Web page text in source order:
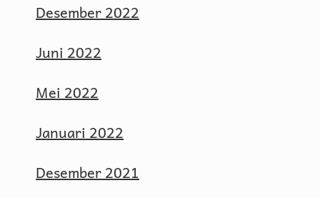
Desember 2022
Juni 2022
Mei 2022
Januari 2022
Desember 2021